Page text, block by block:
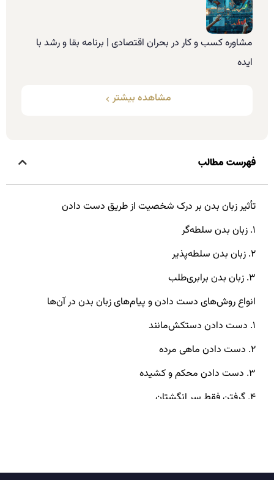
مشاوره کسب و کار در بحران اقتصادی | برنامه بقا و رشد با
ایده
مشاهده بیشتر
فهرست مطالب
تأثیر زبان بدن بر درک شخصیت از طریق دست دادن
۱. زبان بدن سلطه‌گر
۲. زبان بدن سلطه‌پذیر
۳. زبان بدن برابری‌طلب
انواع روش‌های دست دادن و پیام‌های زبان بدن در آن‌ها
۱. دست دادن دستکش‌مانند
۲. دست دادن ماهی مرده
۳. دست دادن محکم و کشیده
۴. گرفتن فقط سر انگشتان
اهمیت درک زبان بدن در دست دادن